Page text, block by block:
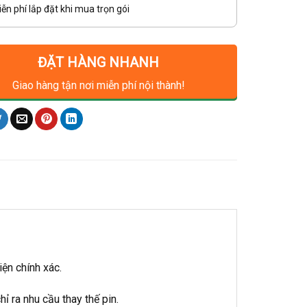
phí lắp đặt khi mua trọn gói
ĐẶT HÀNG NHANH
Giao hàng tận nơi miễn phí nội thành!
chính xác.
ra nhu cầu thay thế pin.